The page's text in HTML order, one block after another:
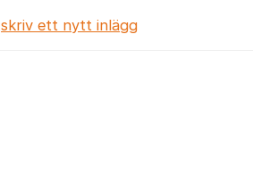
skriv ett nytt inlägg